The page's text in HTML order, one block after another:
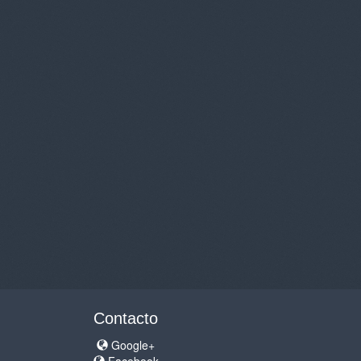
Contacto
Google+